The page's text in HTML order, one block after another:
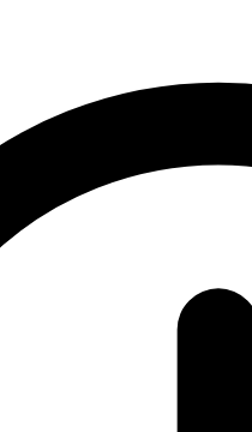
по адресу в Якутске,
подключения.